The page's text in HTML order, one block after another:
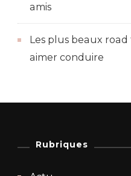
amis
Les plus beaux
aimer conduire
Rubriques